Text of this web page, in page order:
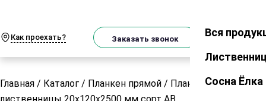
Как проехать? Заказать звонок Закрыть
Вся
Сосна Ёлка
Главная / Каталог / Планкен прямой / Планкен прямой из